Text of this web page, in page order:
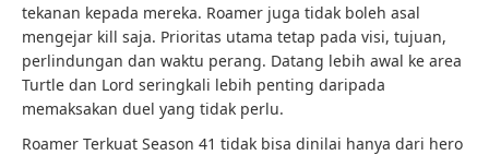
tekanan kepada mereka. Roamer juga tidak boleh asal
mengejar kill saja. Prioritas utama tetap pada visi, tujuan,
perlindungan dan waktu perang. Datang lebih awal ke area
Turtle dan Lord seringkali lebih penting daripada
memaksakan duel yang tidak perlu.
Roamer Terkuat Season 41 tidak bisa dinilai hanya dari hero